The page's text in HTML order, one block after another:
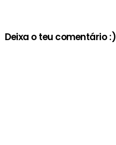
Deixa o teu comentário :)